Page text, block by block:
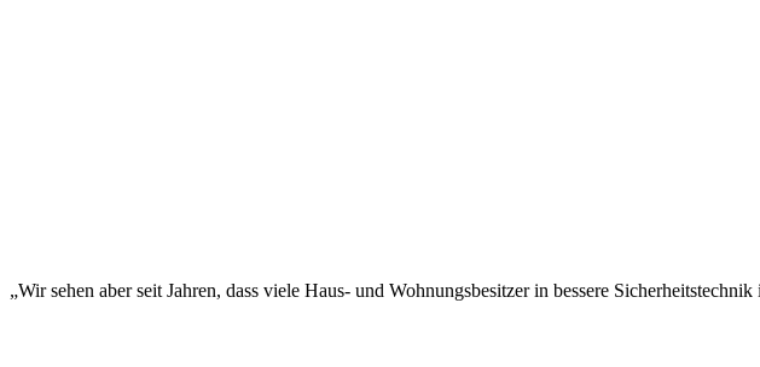
„Wir sehen aber seit Jahren, dass viele Haus- und Wohnungsbesitzer in bessere